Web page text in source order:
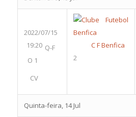
2022/07/15
19:20 Q-F
O 1
CV
C F Benfica
2
Quinta-feira, 14 Jul